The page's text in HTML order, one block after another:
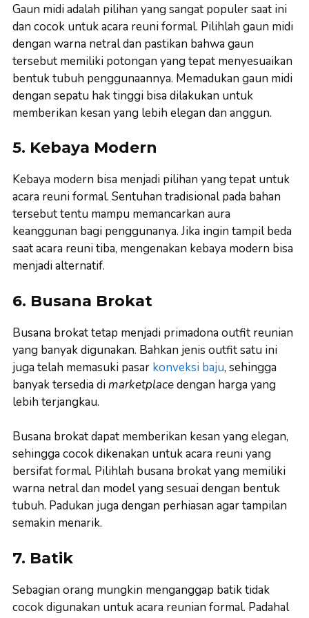
Gaun midi adalah pilihan yang sangat populer saat ini
dan cocok untuk acara reuni formal. Pilihlah gaun midi
dengan warna netral dan pastikan bahwa gaun
tersebut memiliki potongan yang tepat menyesuaikan
bentuk tubuh penggunaannya. Memadukan gaun midi
dengan sepatu hak tinggi bisa dilakukan untuk
memberikan kesan yang lebih elegan dan anggun.
5. Kebaya Modern
Kebaya modern bisa menjadi pilihan yang tepat untuk
acara reuni formal. Sentuhan tradisional pada bahan
tersebut tentu mampu memancarkan aura
keanggunan bagi penggunanya. Jika ingin tampil beda
saat acara reuni tiba, mengenakan kebaya modern bisa
menjadi alternatif.
6. Busana Brokat
Busana brokat tetap menjadi primadona outfit reunian
yang banyak digunakan. Bahkan jenis outfit satu ini
juga telah memasuki pasar konveksi baju, sehingga
banyak tersedia dimarketplacedengan harga yang
lebih terjangkau.
Busana brokat dapat memberikan kesan yang elegan,
sehingga cocok dikenakan untuk acara reuni yang
bersifat formal. Pilihlah busana brokat yang memiliki
warna netral dan model yang sesuai dengan bentuk
tubuh. Padukan juga dengan perhiasan agar tampilan
semakin menarik.
7. Batik
Sebagian orang mungkin menganggap batik tidak
cocok digunakan untuk acara reunian formal. Padahal